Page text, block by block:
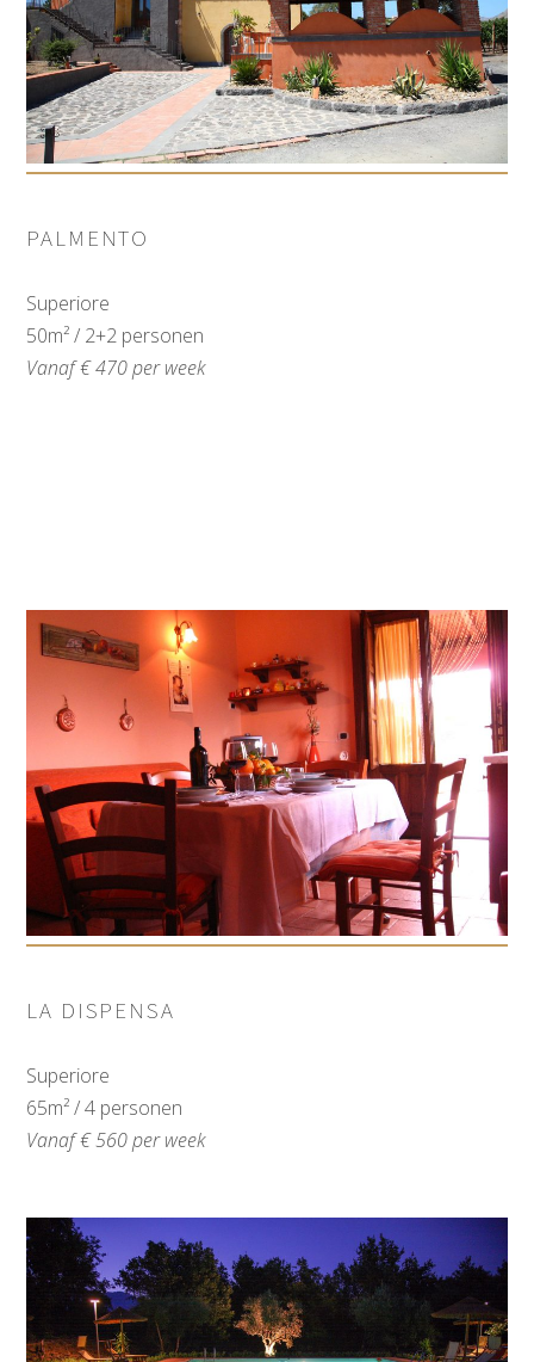
PALMENTO
Superiore
50m² / 2+2 personen
Vanaf € 470 per week
LA DISPENSA
Superiore
65m² / 4 personen
Vanaf € 560 per week